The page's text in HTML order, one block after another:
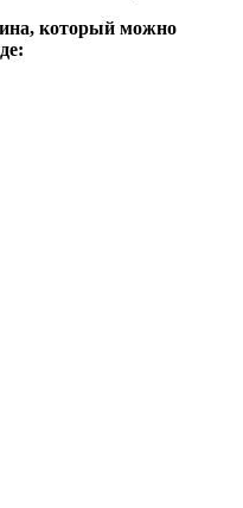
который можно